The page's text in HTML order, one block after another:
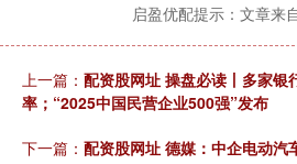
启盈优配提示：文章来
上一篇： 配资股网址 操盘必读丨多家银
率；“2025中国民营企业500强”发布
下一篇： 配资股网址 德媒：中企电动汽